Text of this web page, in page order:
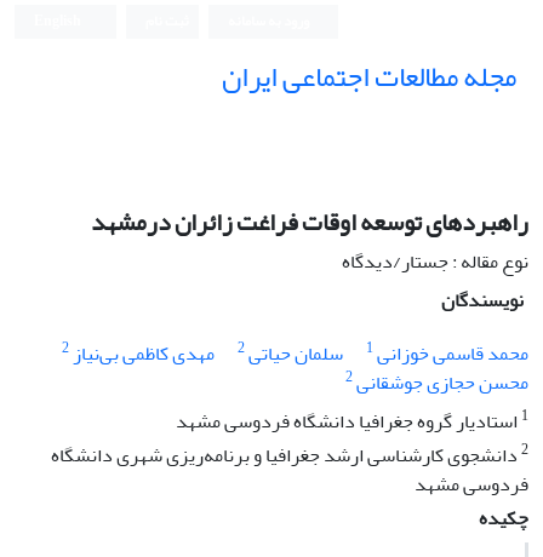
مجله مطالعات اجتماعی ایران
راهبردهای توسعه اوقات فراغت زائران درمشهد
نوع مقاله : جستار/دیدگاه
نویسندگان
محمد قاسمی خوزانی1 سلمان حیاتی2 مهدی کاظمی بی‌نیاز2
محسن حجازی جوشقانی2
1 استادیار گروه جغرافیا دانشگاه فردوسی مشهد
2دانشجوی کارشناسی ارشد جغرافیا و برنامه‌ریزی شهری دانشگاه
فردوسی مشهد
چکیده